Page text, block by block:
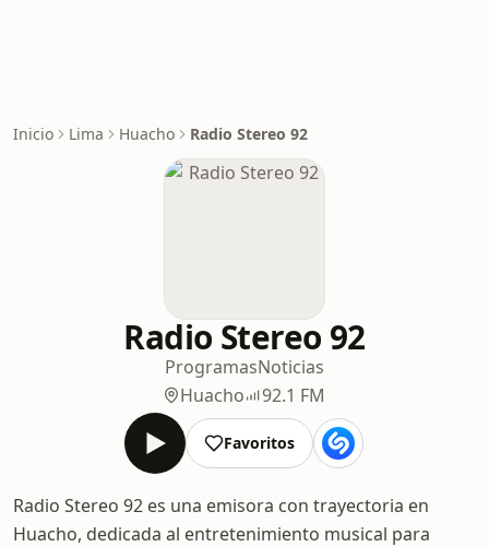
Inicio Lima Huacho Radio Stereo 92
Radio Stereo 92
ProgramasNoticias
Huacho
92.1 FM
Favoritos
Radio Stereo 92 es una emisora con trayectoria en
Huacho, dedicada al entretenimiento musical para